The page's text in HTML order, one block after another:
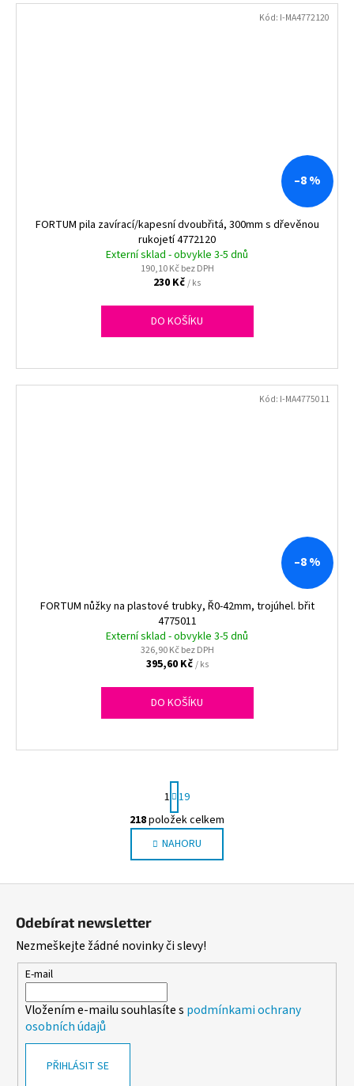
–8 %
FORTUM pila zavírací/kapesní dvoubřitá, 300mm s dřevěnou
rukojetí 4772120
Externí sklad - obvykle 3-5 dnů
190,10 Kč bez DPH
230 Kč/ ks
DO KOŠÍKU
Kód: I-MA4772120
–8 %
FORTUM nůžky na plastové trubky, Ř0-42mm, trojúhel. břit
4775011
Externí sklad - obvykle 3-5 dnů
326,90 Kč bez DPH
395,60 Kč/ ks
DO KOŠÍKU
Kód: I-MA4775011
O
v
l
á
í
p
k
S
t
r
á
n
k
1 19
218položek celkem
NAHORU
Odebírat newsletter
Nezmeškejte žádné novinky či slevy!
E-mail
Vložením e-mailu souhlasíte s podmínkami ochrany
osobních údajů
PŘIHLÁSIT SE